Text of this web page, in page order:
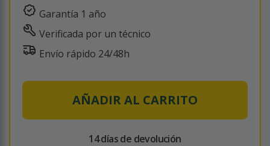
Garantía 1 año
Verificada por un técnico
Envío rápido 24/48h
AÑADIR AL CARRITO
14 días de devolución